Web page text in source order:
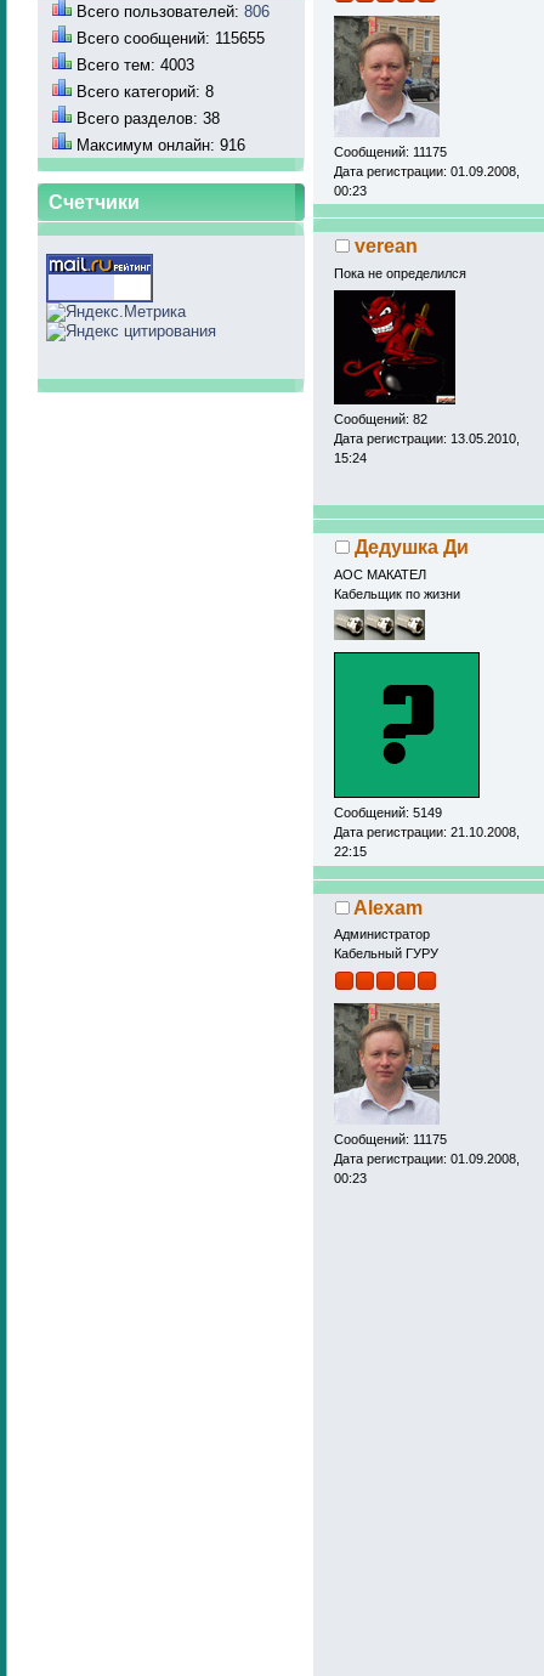
Всего пользователей: 806
Всего сообщений: 115655
Всего тем: 4003
Всего категорий: 8
Всего разделов: 38
Максимум онлайн: 916
Счетчики
Сообщений: 11175
Дата регистрации: 01.09.2008,
00:23
verean
Пока не определился
Сообщений: 82
Дата регистрации: 13.05.2010,
15:24
Дедушка Ди
АОС МАКАТЕЛ
Кабельщик по жизни
Сообщений: 5149
Дата регистрации: 21.10.2008,
22:15
Alexam
Администратор
Кабельный ГУРУ
Сообщений: 11175
Дата регистрации: 01.09.2008,
00:23